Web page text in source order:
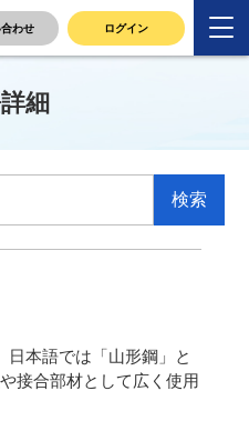
わせ ログイン
細
日本語では「山形鋼」と
接合部材として広く使用